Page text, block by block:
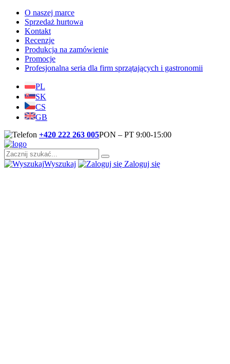
O naszej marce
Sprzedaż hurtowa
Kontakt
Recenzje
Produkcja na zamówienie
Promocje
Profesjonalna seria dla firm sprzątających i gastronomii
PL
SK
CS
GB
+420 222 263 005PON – PT 9:00-15:00
Wyszukaj Zaloguj się